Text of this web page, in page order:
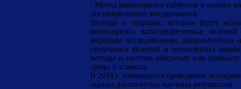
- Метод мониторинга тайфунов и оценки
дистанционного зондирования.
Методы и подходы, которые будут
мониторинга катастрофических
мировым исследованиям, направленным
природных явлений и техногенных
методы и система обеспечат или
среды и климата
В 2018 г. планируется проведение
оценка достигнутых научных результатов.